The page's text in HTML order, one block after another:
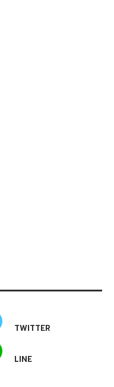
TWITTER
LINE